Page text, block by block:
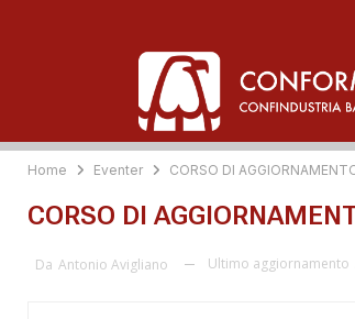
Home Eventer CORSO DI
CORSO DI
Da Antonio Avigliano Ultimo aggiornamento